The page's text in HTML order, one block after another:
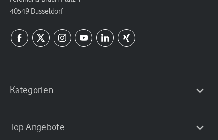
40549 Düsseldorf
Kategorien
Top Angebote